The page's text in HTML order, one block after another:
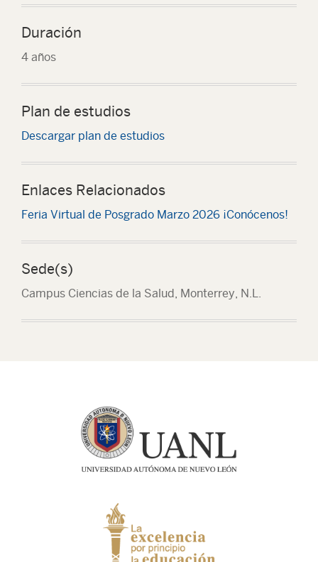
Duración
4 años
Plan de estudios
Descargar plan de estudios
Enlaces Relacionados
Feria Virtual de Posgrado Marzo 2026 ¡Conócenos!
Sede(s)
Campus Ciencias de la Salud, Monterrey, N.L.